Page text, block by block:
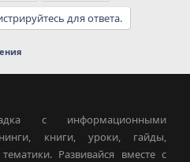
для ответа.
с информационными
книги, уроки, гайды,
Развивайся вместе с